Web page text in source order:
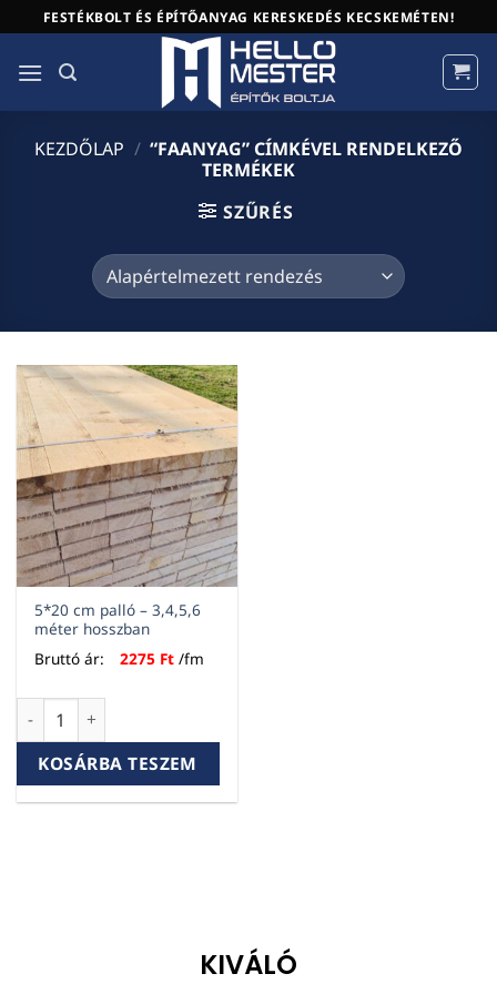
to
content
FESTÉKBOLT ÉS ÉPÍTŐANYAG KERESKEDÉS KECSKEMÉTEN!
KEZDŐLAP / “FAANYAG” CÍMKÉVEL RENDELKEZŐ
TERMÉKEK
SZŰRÉS
5*20 cm palló – 3,4,5,6
méter hosszban
Bruttó ár:
2275 Ft /fm
5*20 cm palló - 3,4,5,6 méter hosszban mennyiség
KOSÁRBA TESZEM
KIVÁLÓ